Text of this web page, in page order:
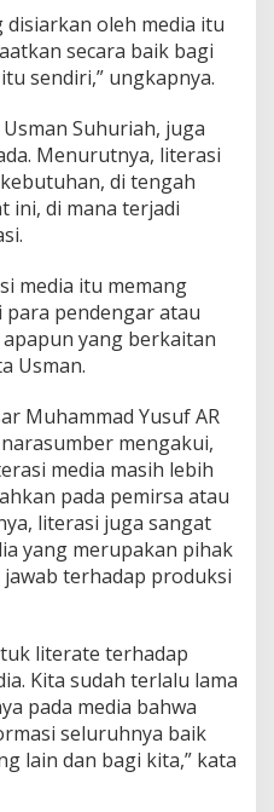
disiarkan oleh media itu
secara baik bagi
sendiri,” ungkapnya.
Suhuriah, juga
Menurutnya, literasi
di tengah
ini, di mana terjadi
media itu memang
pendengar atau
yang berkaitan
Usman.
Muhammad Yusuf AR
mengakui,
media masih lebih
pada pemirsa atau
literasi juga sangat
yang merupakan pihak
terhadap produksi
literate terhadap
Kita sudah terlalu lama
pada media bahwa
seluruhnya baik
lain dan bagi kita,” kata